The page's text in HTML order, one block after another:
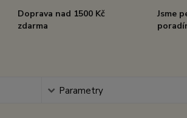
Doprava nad 1500 Kč
zdarma
Jsme
Parametry